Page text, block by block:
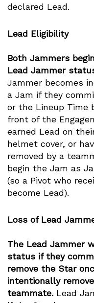
declared Lead.
Lead Eligibility
Both Jammers
Lead Jammer
Jammer becomes
a Jam if they
or the Lineup Time
front of the
earned Lead on
helmet cover, or
removed by a
begin the Jam as
(so a Pivot who
become Lead).
Loss of Lead
The Lead Jammer
status if they
remove the Star
intentionally
teammate. Lead